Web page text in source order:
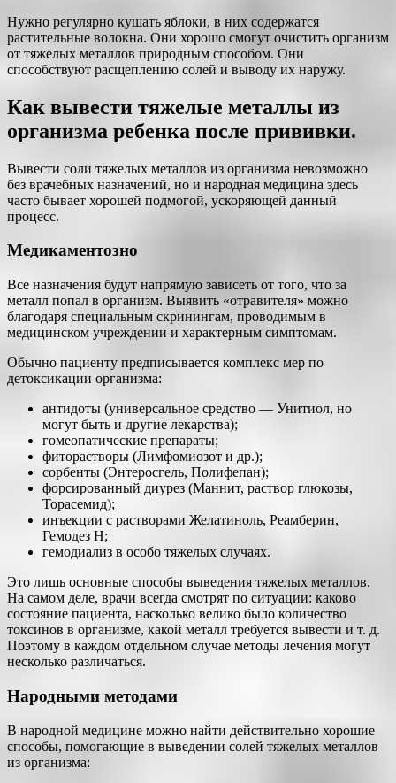
Нужно регулярно кушать яблоки, в них содержатся
растительные волокна. Они хорошо смогут очистить организм
от тяжелых металлов природным способом. Они
способствуют расщеплению солей и выводу их наружу.
Как вывести тяжелые металлы из
организма ребенка после прививки.
Вывести соли тяжелых металлов из организма невозможно
без врачебных назначений, но и народная медицина здесь
часто бывает хорошей подмогой, ускоряющей данный
процесс.
Медикаментозно
Все назначения будут напрямую зависеть от того, что за
металл попал в организм. Выявить «отравителя» можно
благодаря специальным скринингам, проводимым в
медицинском учреждении и характерным симптомам.
Обычно пациенту предписывается комплекс мер по
детоксикации организма:
антидоты (универсальное средство — Унитиол, но
могут быть и другие лекарства);
гомеопатические препараты;
фиторастворы (Лимфомиозот и др.);
сорбенты (Энтеросгель, Полифепан);
форсированный диурез (Маннит, раствор глюкозы,
Торасемид);
инъекции с растворами Желатиноль, Реамберин,
Гемодез Н;
гемодиализ в особо тяжелых случаях.
Это лишь основные способы выведения тяжелых металлов.
На самом деле, врачи всегда смотрят по ситуации: каково
состояние пациента, насколько велико было количество
токсинов в организме, какой металл требуется вывести и т. д.
Поэтому в каждом отдельном случае методы лечения могут
несколько различаться.
Народными методами
В народной медицине можно найти действительно хорошие
способы, помогающие в выведении солей тяжелых металлов
из организма: